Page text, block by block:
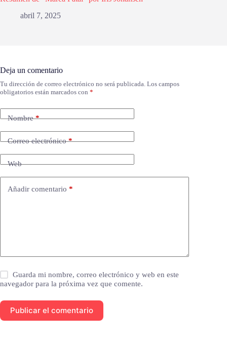
abril 7, 2025
Deja un comentario
Tu dirección de correo electrónico no será publicada. Los campos
obligatorios están marcados con *
Nombre*
Correo electrónico*
Web
Añadir comentario *
Guarda mi nombre, correo electrónico y web en este
navegador para la próxima vez que comente.
Publicar el comentario